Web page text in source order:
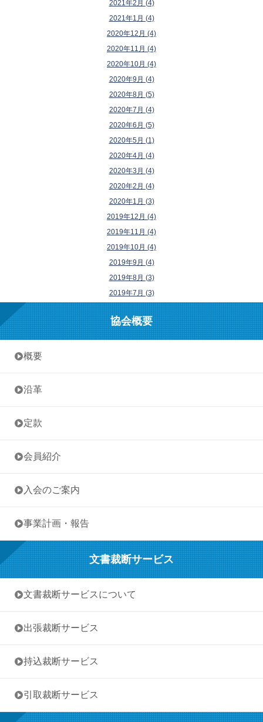
2021年2月 (4)
2021年1月 (4)
2020年12月 (4)
2020年11月 (4)
2020年10月 (4)
2020年9月 (4)
2020年8月 (5)
2020年7月 (4)
2020年6月 (5)
2020年5月 (1)
2020年4月 (4)
2020年3月 (4)
2020年2月 (4)
2020年1月 (3)
2019年12月 (4)
2019年11月 (4)
2019年10月 (4)
2019年9月 (4)
2019年8月 (3)
2019年7月 (3)
協会概要
• 概要
• 沿革
• 定款
• 会員紹介
• 入会のご案内
• 事業計画・報告
文書裁断サービス
• 文書裁断サービスについて
• 出張裁断サービス
• 持込裁断サービス
• 引取裁断サービス